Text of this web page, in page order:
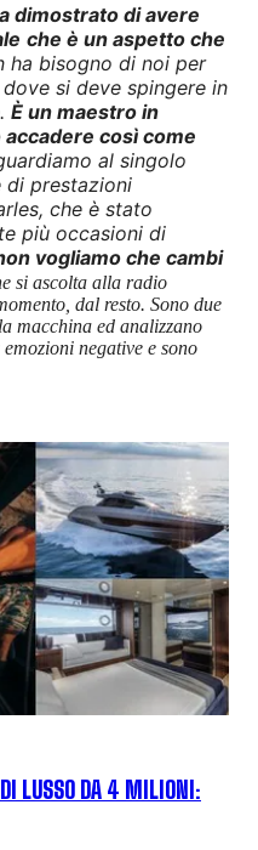
dimostrato di avere
che è un aspetto che
ha bisogno di noi per
si deve spingere in
È un maestro in
così come
al singolo
di prestazioni
che è stato
più occasioni di
vogliamo che cambi
si ascolta alla radio
dal resto. Sono due
macchina ed analizzano
negative e sono
DI LUSSO DA 4 MILIONI: